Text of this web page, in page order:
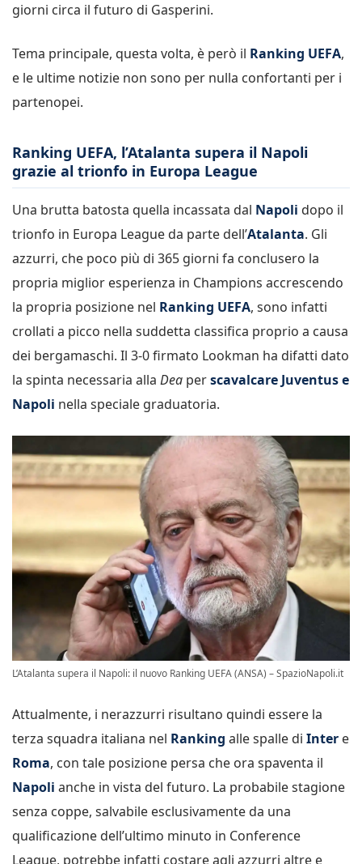
giorni circa il futuro di Gasperini.
Tema principale, questa volta, è però il Ranking UEFA,
e le ultime notizie non sono per nulla confortanti per i
partenopei.
Ranking UEFA, l’Atalanta supera il Napoli
grazie al trionfo in Europa League
Una brutta batosta quella incassata dal Napoli dopo il
trionfo in Europa League da parte dell’Atalanta. Gli
azzurri, che poco più di 365 giorni fa conclusero la
propria miglior esperienza in Champions accrescendo
la propria posizione nel Ranking UEFA, sono infatti
crollati a picco nella suddetta classifica proprio a causa
dei bergamaschi. Il 3-0 firmato Lookman ha difatti dato
la spinta necessaria alla Dea perscavalcare Juventus e
Napoli nella speciale graduatoria.
L’Atalanta supera il Napoli: il nuovo Ranking UEFA (ANSA) – SpazioNapoli.it
Attualmente, i nerazzurri risultano quindi essere la
terza squadra italiana nel Ranking alle spalle di Inter e
Roma, con tale posizione persa che ora spaventa il
Napoli anche in vista del futuro. La probabile stagione
senza coppe, salvabile esclusivamente da una
qualificazione dell’ultimo minuto in Conference
League, potrebbe infatti costare agli azzurri altre e